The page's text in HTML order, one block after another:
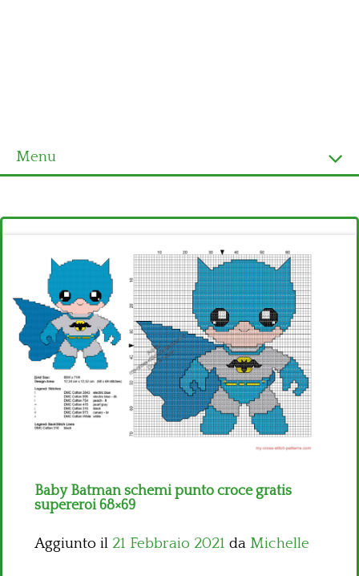
Menu
Ultimi schemi
Alfabeto
Bambini
Disney
Thun
Baby Batman schemi punto croce gratis
supereroi 68×69
Aggiunto il 21 Febbraio 2021 da Michelle